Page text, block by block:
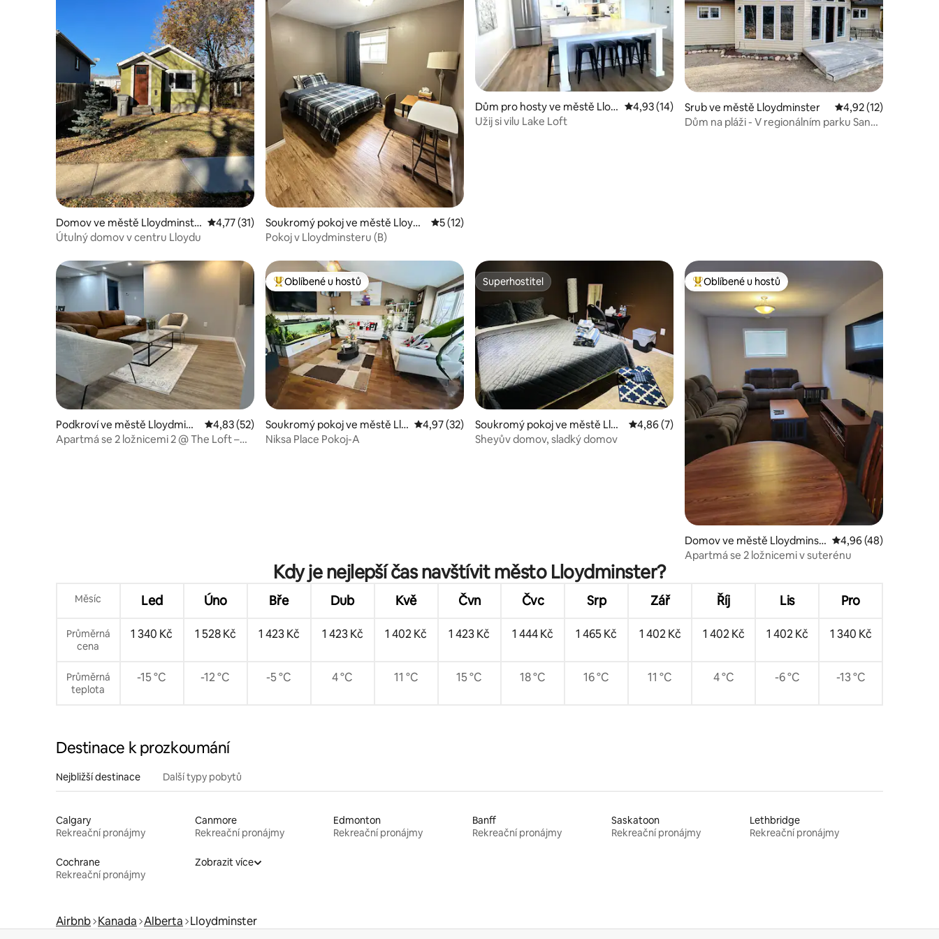
Domov ve městě Lloydminste
r
Průměrné hodnocení 4,77 z 5, 31 hodnocení
4,77 (31)
Útulný domov v centru Lloydu
Soukromý pokoj ve městě Lloyd
minster
Průměrné hodnocení 5 z 5, 12 hodnocení
5 (12)
Pokoj v Lloydminsteru (B)
Dům pro hosty ve městě Lloy
dminster
Průměrné hodnocení 4,93 z 5, 14 hodnocení
4,93 (14)
Užij si vilu Lake Loft
Srub ve městě Lloydminster Průměrné hodnocení
4,92 (12)
Dům na pláži - V regionálním parku Sandy
Podkroví ve městě Lloydmins
ter
Průměrné hodnocení 4,83 z 5, 52 hodnocení
4,83 (52)
Apartmá se 2 ložnicemi 2 @ The Loft –
Nejlepší v kategorii Oblíbené u hostů
Oblíbené u hostů
Soukromý pokoj ve městě Llo
ydminster
Průměrné hodnocení 4,97 z 5, 32 hodnocení
4,97 (32)
Niksa Place Pokoj-A
Superhostitel
Superhostitel
Soukromý pokoj ve městě Lloy
dminster
Průměrné hodnocení 4,86 z 5, 7 hodnocení
4,86 (7)
Sheyův domov, sladký domov
Nejlepší v kategorii Oblíbené u hostů
Oblíbené u hostů
Domov ve městě Lloydminst
er
Průměrné hodnocení
4,96 (48)
Apartmá se 2 ložnicemi v suterénu
Kdy je nejlepší čas navštívit město Lloydminster?
Měsíc Led Úno Bře Dub Kvě Čvn Čvc Srp Zář Říj Lis Pro
Průměrná
cena
1 340 Kč 1 528 Kč 1 423 Kč 1 423 Kč 1 402 Kč 1 423 Kč 1 444 Kč 1 465 Kč 1 402 Kč 1 402 Kč 1 402 Kč 1 340 Kč
Průměrná
teplota
-15 °C -12 °C -5 °C 4 °C 11 °C 15 °C 18 °C 16 °C 11 °C 4 °C -6 °C -13 °C
Destinace k prozkoumání
Nejbližší destinace Další typy pobytů
Calgary
Rekreační pronájmy
Canmore
Rekreační pronájmy
Edmonton
Rekreační pronájmy
Banff
Rekreační pronájmy
Saskatoon
Rekreační pronájmy
Lethbridge
Rekreační pronájmy
Cochrane
Rekreační pronájmy
Zobrazit více
Airbnb Kanada Alberta Lloydminster